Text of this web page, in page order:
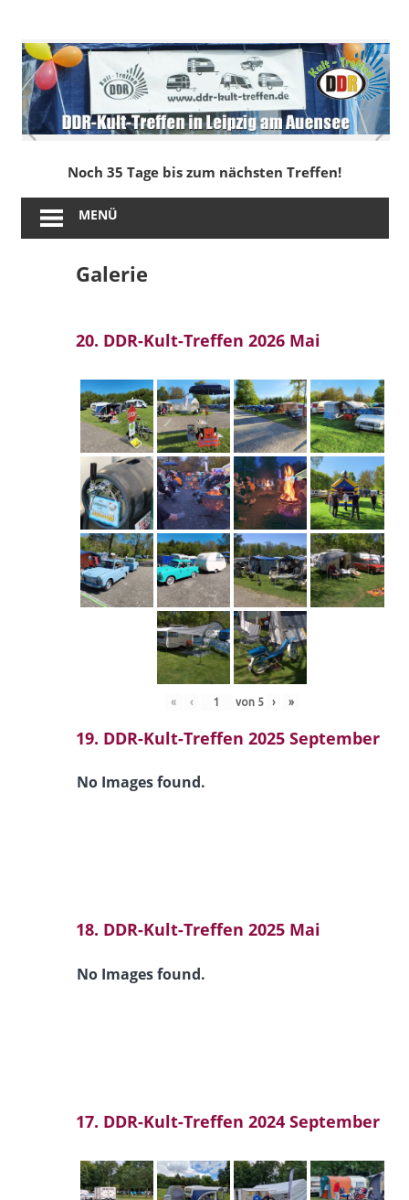
springen
DDR-
Kult-
Treffen
in
Leipzig
am
Noch 35 Tage bis zum nächsten Treffen!
MENÜ
Galerie
20. DDR-Kult-Treffen 2026 Mai
« ‹ von 5 › »
19. DDR-Kult-Treffen 2025 September
No Images found.
18. DDR-Kult-Treffen 2025 Mai
No Images found.
17. DDR-Kult-Treffen 2024 September